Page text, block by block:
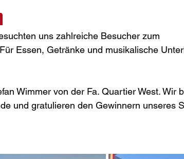
uns zahlreiche Besucher zum
Essen, Getränke und musikalische
Wimmer von der Fa. Quartier West. Wir
und gratulieren den Gewinnern unseres